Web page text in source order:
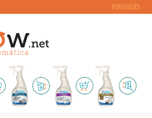
PORTUGUÊS